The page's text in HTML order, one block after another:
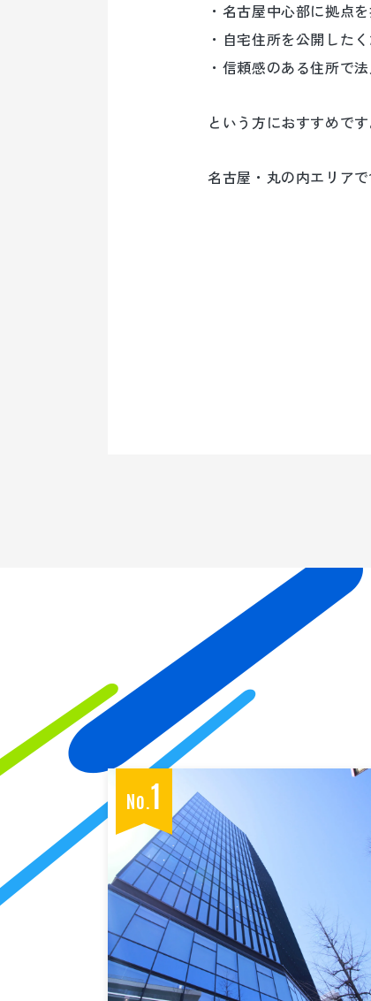
・名古屋中心部に拠点
・自宅住所を公開した
・信頼感のある住所で
という方におすすめです
名古屋・丸の内エリア
No. 1